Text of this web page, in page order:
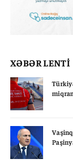
XƏBƏR LENTİ